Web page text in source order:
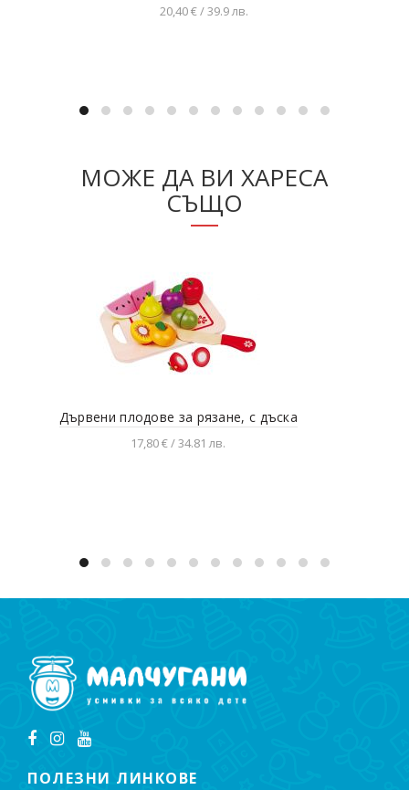
20,40 € / 39.9 лв.
МОЖЕ ДА ВИ ХАРЕСА
СЪЩО
Дървени плодове за рязане, с дъска
17,80 € / 34.81 лв.
ПОЛЕЗНИ ЛИНКОВЕ